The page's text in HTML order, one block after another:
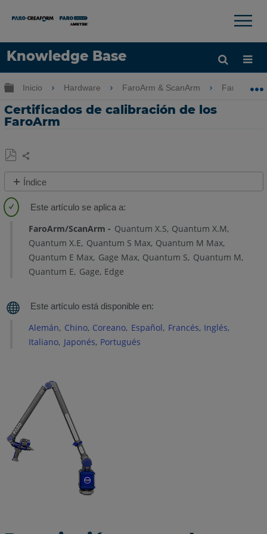
Knowledge Base
Idioma
×
Expandir/contraer jerarquía global
Inicio Hardware FaroArm & ScanArm FaroArm &
Certificados de calibración de los
FaroArm
Guardar
como
PDF
Compartir
Índice
general
Ejemplos
de
certificados
FaroArm
Quantum
Ejes
FaroArm/ScanArm Quantum X.S Quantum X.M
Quantum X.E Quantum S Max Quantum M Max
Quantum E Max Gage Max Quantum S Quantum M
Quantum E Gage Edge
Alemán Chino Coreano Español Francés Inglés
Italiano Japonés Portugués